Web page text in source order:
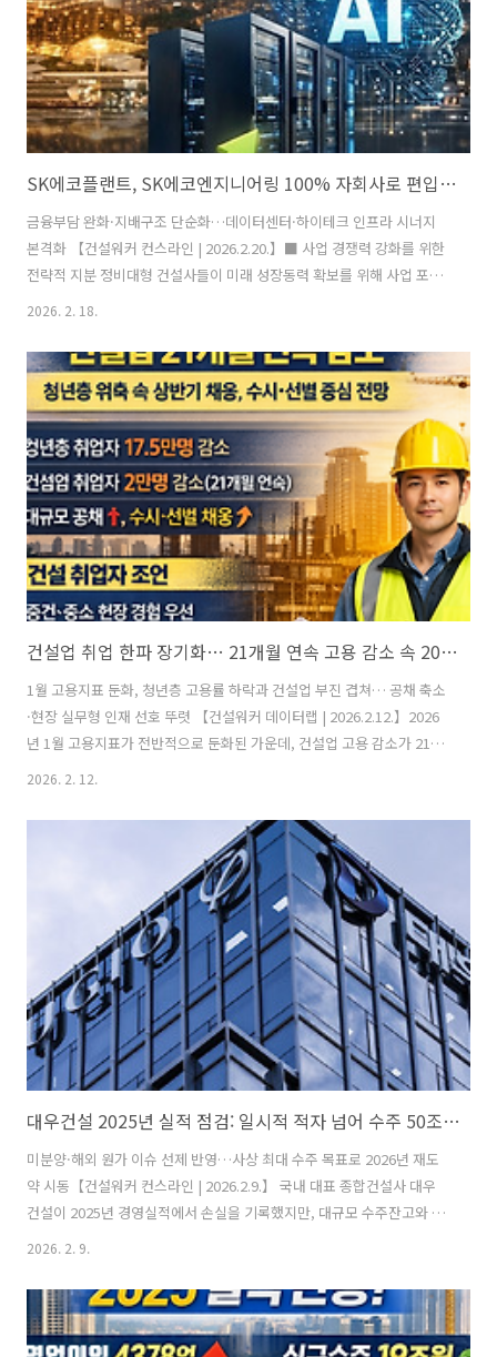
소음 ..
SK에코플랜트, SK에코엔지니어링 100% 자회사로 편입…RCPS 3620억 전량 매입, AI 인프라 중심 사업 재편 가속
금융부담 완화·지배구조 단순화…데이터센터·하이테크 인프라 시너지
본격화 【건설워커 컨스라인 | 2026.2.20.】■ 사업 경쟁력 강화를 위한
전략적 지분 정비대형 건설사들이 미래 성장동력 확보를 위해 사업 포트
SK에코엔지니어링이 발행한 RCPS(상환전환우선주) 565만주(지분
42.8%)를 약 3,620억원에 매입하기로 결정했다. 이번 거래가 마무리되
면 기존 보통주 지분(57.2%)을 포함해 지분 100%를 확보하며 완전 자
회사 체제를 구축하게 된다. 해당 RCPS는 과거 미래에셋증권과 이음프
라이빗에쿼티가 투자 목적으로 설립한 SPC 에코에너지홀딩스가 보유하
고 있던 물..
2026. 2. 18.
건설업 취업 한파 장기화… 21개월 연속 고용 감소 속 2026 상반기 채용 ‘수시·선별’ 전환 가속
1월 고용지표 둔화, 청년층 고용률 하락과 건설업 부진 겹쳐… 공채 축소
·현장 실무형 인재 선호 뚜렷 【건설워커 데이터랩 | 2026.2.12.】2026
년 1월 고용지표가 전반적으로 둔화된 가운데, 건설업 고용 감소가 21개
월째 이어지며 건설 취업시장에 한파가 지속되고 있다. 취업자 증가 폭은
인구 증가는 건설 취업 준비생들에게도 적지 않은 영향을 주고 있다.■ 1
월 고용동향: 증가폭 둔화, 청년층 고용 악화국가데이터처의 ‘2026년 1
월 고용동향’에 따르면 전체 취업자 수는 2798만6000명으로 전년 동월
대비 10만8000명 증가에 그쳤다. 이는 취업자 수가 감소했던 2024년 12
월 이후 가장 낮은 증가 폭이다. 연령대별..
2026. 2. 12.
대우건설 2025년 실적 점검: 일시적 적자 넘어 수주 50조 기반 반등 모멘텀 확보
미분양·해외 원가 이슈 선제 반영…사상 최대 수주 목표로 2026년 재도
약 시동【건설워커 컨스라인 | 2026.2.9.】 국내 대표 종합건설사 대우
건설이 2025년 경영실적에서 손실을 기록했지만, 대규모 수주잔고와 안
어내고 체력을 비축한 한 해”라는 시각도 제기된다.■ 2025년 실적, 보
수적 회계 처리로 손실 반영대우건설은 2025년 연결기준 잠정 실적으로
매출 8조 546억 원, 영업손실 8,154억 원, 당기순손실 9,161억 원을 기
2026. 2. 9.